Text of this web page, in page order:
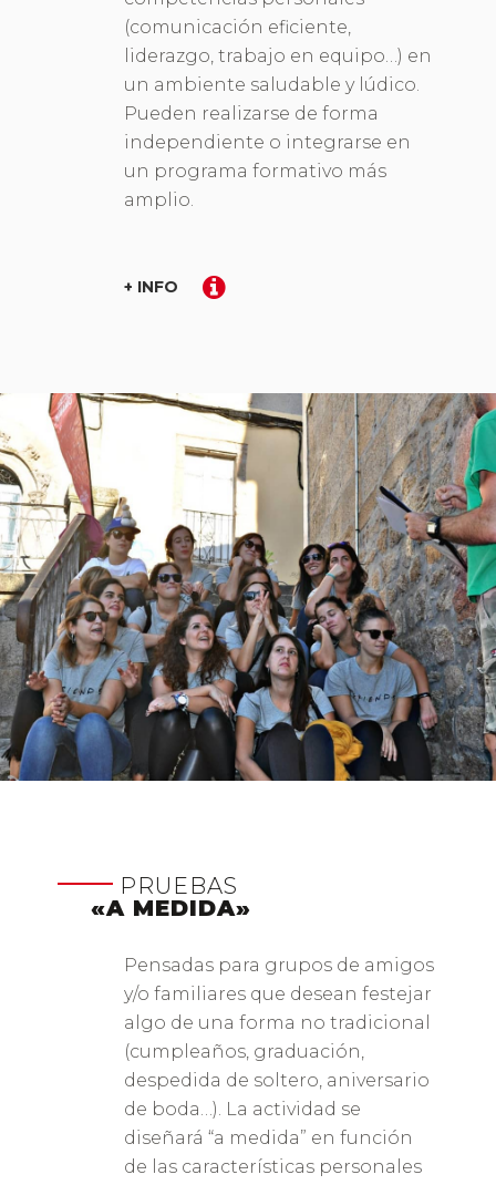
(comunicación eficiente,
liderazgo, trabajo en equipo…) en
un ambiente saludable y lúdico.
Pueden realizarse de forma
independiente o integrarse en
un programa formativo más
amplio.
+ INFO
PRUEBAS
«A MEDIDA»
Pensadas para grupos de amigos
y/o familiares que desean festejar
algo de una forma no tradicional
(cumpleaños, graduación,
despedida de soltero, aniversario
de boda…). La actividad se
diseñará “a medida” en función
de las características personales